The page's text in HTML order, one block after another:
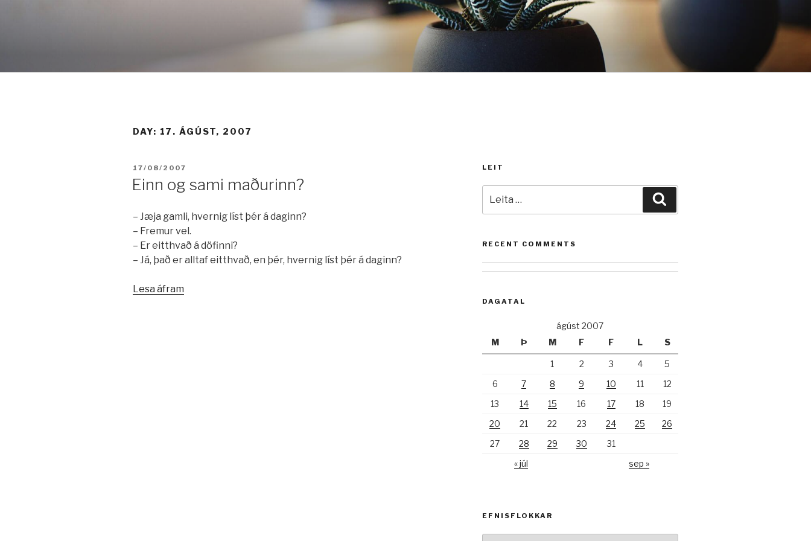
DAY: 17. ÁGÚST, 2007
BIRT:
17/08/2007
Einn og sami maðurinn?
– Jæja gamli, hvernig líst þér á daginn?
– Fremur vel.
– Er eitthvað á döfinni?
– Já, það er alltaf eitthvað, en þér, hvernig líst þér á daginn?
Lesa áfram
LEIT
að:
RECENT COMMENTS
DAGATAL
ágúst 2007
M
Þ M F F L S
1 2 3 4
5
6
7 8 9 10 11
12
13
14 15 16 17 18
19
20
21 22 23 24 25
26
27
28 29 30
31
« júl
sep »
EFNISFLOKKAR